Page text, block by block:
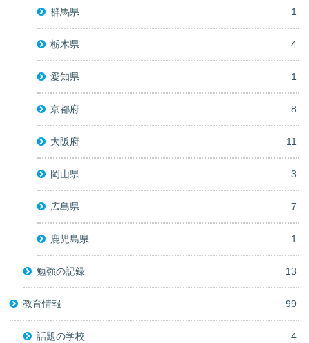
群馬県 1
栃木県 4
愛知県 1
京都府 8
大阪府 11
岡山県 3
広島県 7
鹿児島県 1
勉強の記録 13
教育情報 99
話題の学校 4